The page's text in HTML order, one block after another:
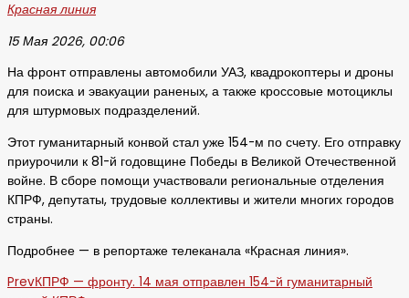
Красная линия
15 Мая 2026, 00:06
На фронт отправлены автомобили УАЗ, квадрокоптеры и дроны
для поиска и эвакуации раненых, а также кроссовые мотоциклы
для штурмовых подразделений.
Этот гуманитарный конвой стал уже 154-м по счету. Его отправку
приурочили к 81-й годовщине Победы в Великой Отечественной
войне. В сборе помощи участвовали региональные отделения
КПРФ, депутаты, трудовые коллективы и жители многих городов
страны.
Подробнее — в репортаже телеканала «Красная линия».
PrevКПРФ — фронту. 14 мая отправлен 154-й гуманитарный